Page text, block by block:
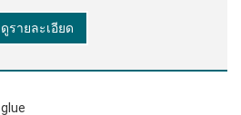
หลวสีขาวขุ่น ของแข็ง c
ดูรายละเอียด